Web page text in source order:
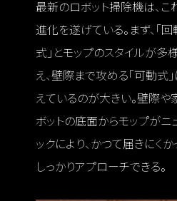
最新のロボット掃除機は、こ
進化を遂げている。まず、「回
式」とモップのスタイルが多
え、壁際まで攻める「可動式
えているのが大きい。壁際や
ボットの底面からモップがニ
ックにより、かつて届きにく
しっかりアプローチできる。